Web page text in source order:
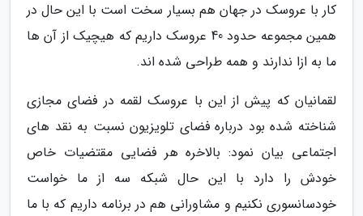
کار با عروسک در جهان هم بسیار سخت است با این حال در
همین مجموعه حدود 40 عروسک داریم که هیچیک از آن ها
ما به ازا ندارند و همه طراحی شده اند.
لقمانیان که پیش از این با عروسک لقمه در فضای مجازی
شناخته شده بود درباره فضای تلویزیون نسبت به نقد های
اجتماعی بیان نمود: بالاخره هر فضایی مقتضیات خاص
خودش را دارد با این حال شبکه سه از ما خواست
خودسانسوری نکنیم و مشاورانی هم در برنامه داریم که با ما